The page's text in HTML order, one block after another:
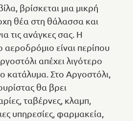
βρίσκεται μια μικρή
θέα στη θάλασσα και
τις ανάγκες σας. Η
είναι περίπου
απέχει λιγότερο
κατάλυμα. Στο Αργοστόλι,
θα βρει
ταβέρνες, κλαμπ,
υπηρεσίες, φαρμακεία,